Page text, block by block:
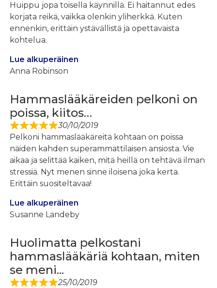
Huippu jopa toisella käynnillä. Ei haitannut edes
korjata reikä, vaikka olenkin yliherkkä. Kuten
ennenkin, erittäin ystävällistä ja opettavaista
kohtelua.
Lue alkuperäinen
Anna Robinson
Hammaslääkäreiden pelkoni on
poissa, kiitos…
30/10/2019
Pelkoni hammaslääkäreitä kohtaan on poissa
näiden kahden superammattilaisen ansiosta. Vie
aikaa ja selittää kaiken, mitä heillä on tehtävä ilman
stressiä. Nyt menen sinne iloisena joka kerta.
Erittäin suositeltavaa!
Lue alkuperäinen
Susanne Landeby
Huolimatta pelkostani
hammaslääkäriä kohtaan, miten
se meni...
25/10/2019